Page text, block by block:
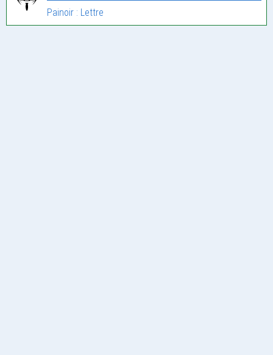
Painoir : Lettre